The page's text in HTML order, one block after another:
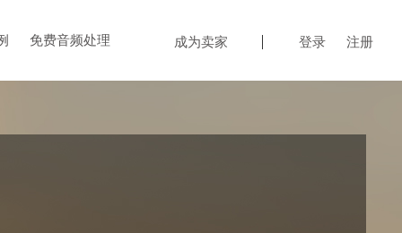
免费音频处理 成为卖家 登录 注册